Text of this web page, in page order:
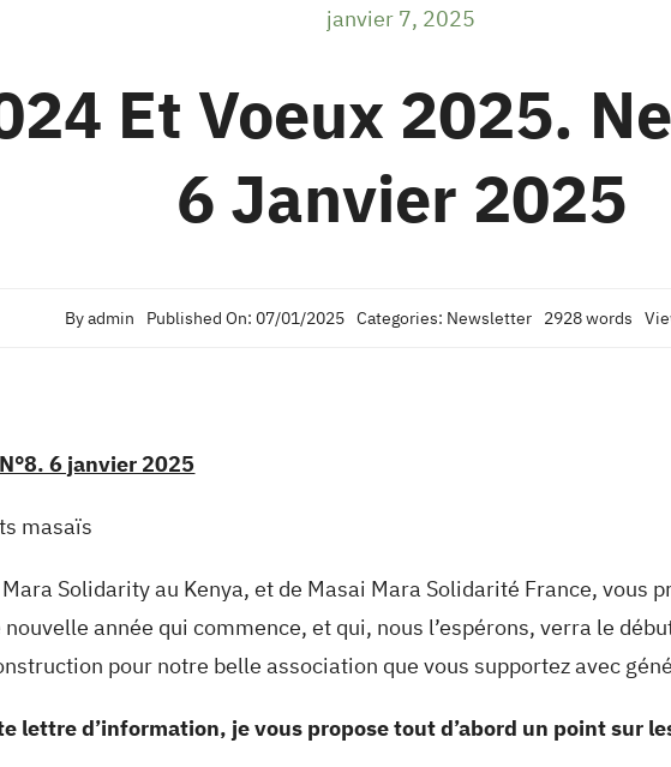
janvier 7, 2025
Et Voeux 2025.
6 Janvier 2025
Byadmin Published On: 07/01/2025 Categories: Newsletter 2928 words
6 janvier 2025
masaïs
Solidarity au Kenya, et de Masai Mara Solidarité France, vous
année qui commence, et qui, nous l’espérons, verra le
pour notre belle association que vous supportez avec
lettre d’information, je vous propose tout d’abord un point sur